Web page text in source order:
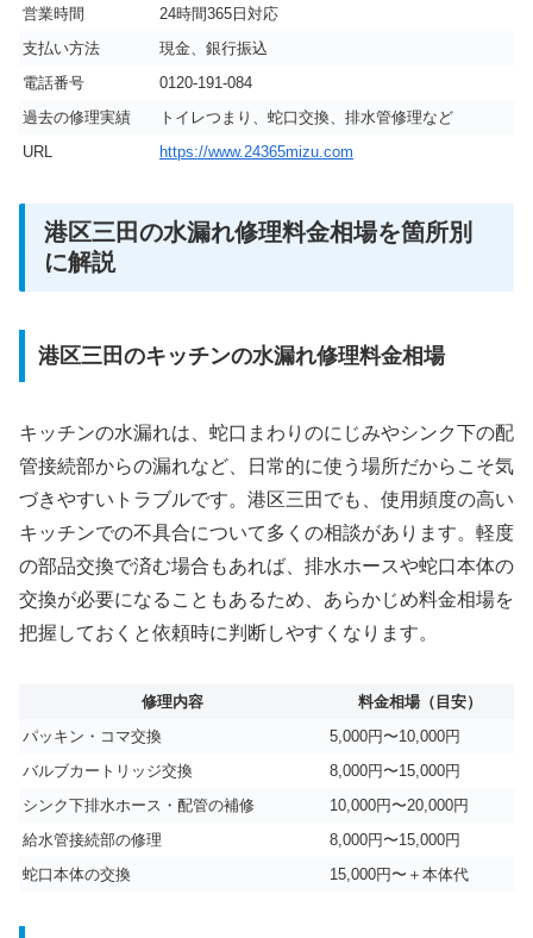
営業時間
24時間365日対応
支払い方法
現金、銀行振込
電話番号
0120-191-084
過去の修理実績
トイレつまり、蛇口交換、排水管修理など
URL
https://www.24365mizu.com
港区三田の水漏れ修理料金相場を箇所別
に解説
港区三田のキッチンの水漏れ修理料金相場
キッチンの水漏れは、蛇口まわりのにじみやシンク下の配
管接続部からの漏れなど、日常的に使う場所だからこそ気
づきやすいトラブルです。港区三田でも、使用頻度の高い
キッチンでの不具合について多くの相談があります。軽度
の部品交換で済む場合もあれば、排水ホースや蛇口本体の
交換が必要になることもあるため、あらかじめ料金相場を
把握しておくと依頼時に判断しやすくなります。
修理内容
料金相場（目安）
パッキン・コマ交換
5,000円〜10,000円
バルブカートリッジ交換
8,000円〜15,000円
シンク下排水ホース・配管の補修
10,000円〜20,000円
給水管接続部の修理
8,000円〜15,000円
蛇口本体の交換
15,000円〜＋本体代